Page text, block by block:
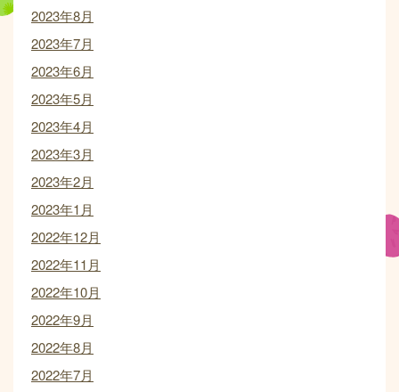
2023年8月
2023年7月
2023年6月
2023年5月
2023年4月
2023年3月
2023年2月
2023年1月
2022年12月
2022年11月
2022年10月
2022年9月
2022年8月
2022年7月